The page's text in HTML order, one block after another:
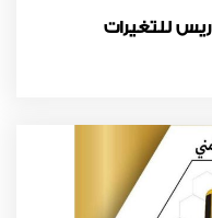
للتغيرات